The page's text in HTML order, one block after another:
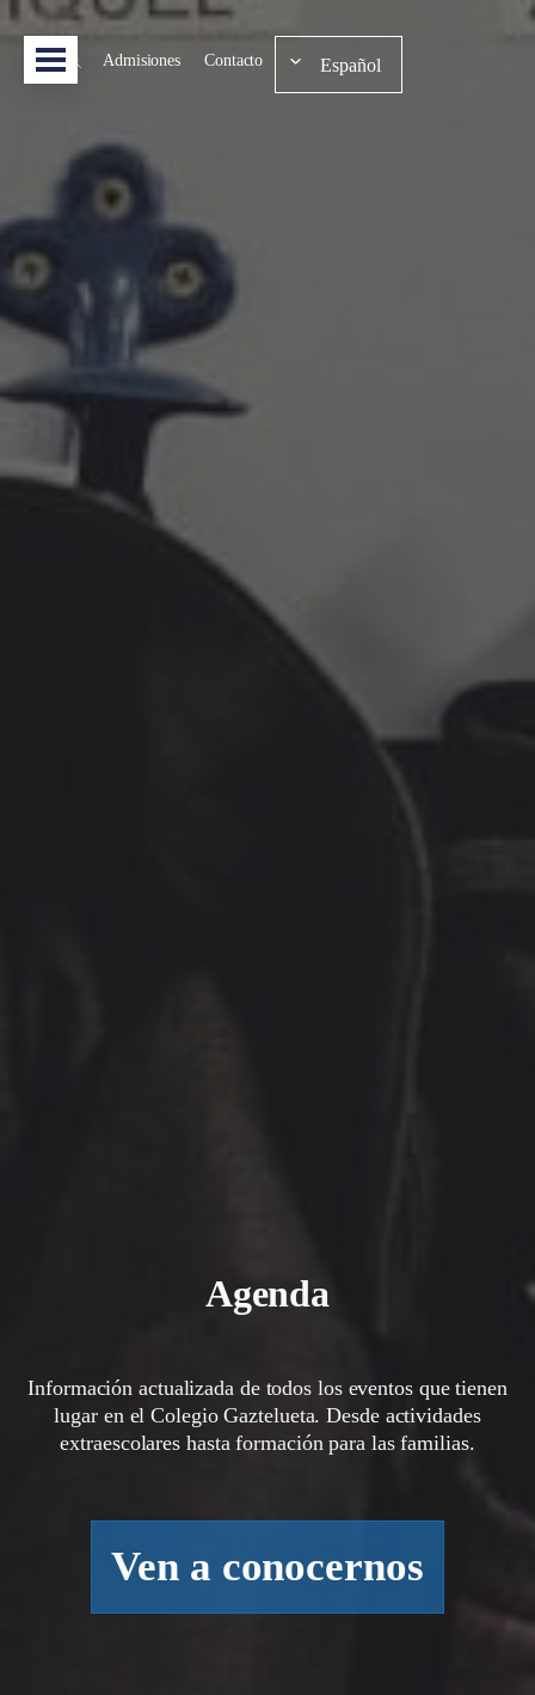
Admisiones Contacto Español
Agenda
Información actualizada de todos los eventos que tienen
lugar en el Colegio Gaztelueta. Desde actividades
extraescolares hasta formación para las familias.
Ven a conocernos